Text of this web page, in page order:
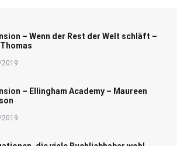
– Wenn der Rest der Welt schläft –
– Ellingham Academy – Maureen